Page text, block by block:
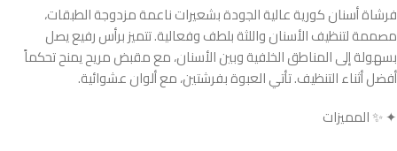
فرشاة أسنان كورية عالية الجودة بشعيرات ناعمة مزدوجة الطبقات،
مصممة لتنظيف الأسنان واللثة بلطف وفعالية. تتميز برأس رفيع يصل
بسهولة إلى المناطق الخلفية وبين الأسنان، مع مقبض مريح يمنح تحكماً
أفضل أثناء التنظيف. تأتي العبوة بفرشتين، مع ألوان عشوائية.
✦ ✨ المميزات